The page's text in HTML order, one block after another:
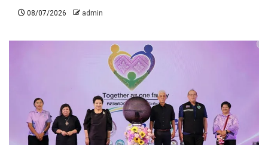
08/07/2026 admin